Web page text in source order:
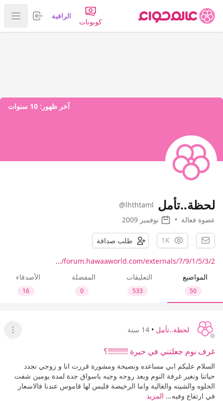
كوبونات
الراقية تسجيل
عرض
آخر ظهور: 10 سنوات
لحظة..تأمل @lhthtaml
عضوة فعالة • نوفمبر 2009
1K طلب صداقة
forum.hawaaworld.com/externals/7/9/1/5/3/2/…
المواضيع
50
التعليقات
533
المفضلة
0
الأصدقاء
16
لحظة..تأمل • 14 سنة
عرض
غرف نوم جعلتني في حيرة !!!!!!!!!!؟
السلام عليكم ابي مساعده ونصيحة ومشورة قررت انا و زوجي نجدد
حياتنا ونغير غرفة النوم وبعد روحه وجيه باسواق جدة لمدة يومين شفت
الحلوه والشينه والغالية واما الرخيصة فليس لها قاموس عندنا فالاسعار
في ارتفاع وفيه... المزيد